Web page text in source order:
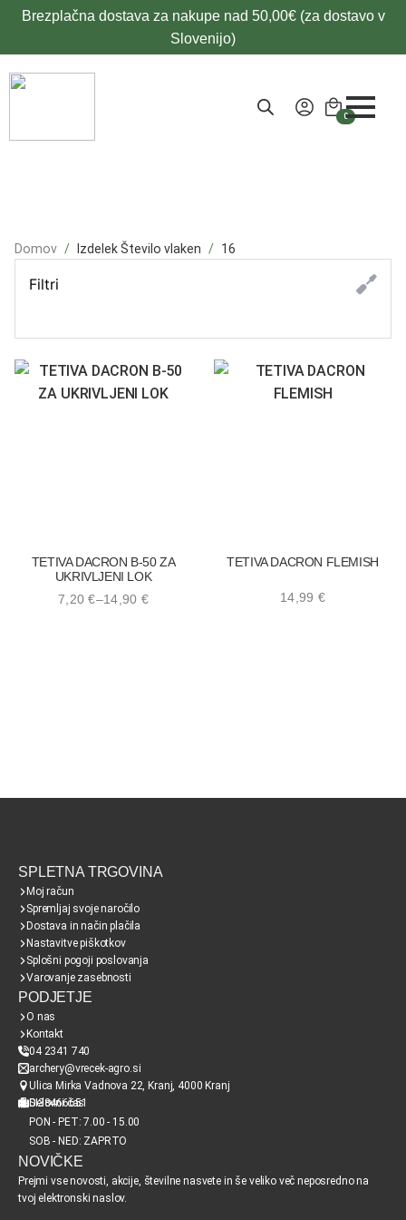
Brezplačna dostava za nakupe nad 50,00€ (za dostavo v
Slovenijo)
0
Domov Izdelek Število vlaken 16
Filtri
7,20€–14,90 €
Price
TETIVA DACRON B-50 ZA
UKRIVLJENI LOK
14,99 €
TETIVA DACRON FLEMISH
SPLETNA TRGOVINA
Moj račun
Spremljaj svoje naročilo
Dostava in način plačila
Nastavitve piškotkov
Splošni pogoji poslovanja
Varovanje zasebnosti
PODJETJE
O nas
Kontakt
04 2341 740
archery@vrecek-agro.si
Ulica Mirka Vadnova 22, Kranj, 4000 Kranj
SI38466651
Delovni čas
PON - PET: 7.00 - 15.00
SOB - NED: ZAPRTO
NOVIČKE
Prejmi vse novosti, akcije, številne nasvete in še veliko več neposredno na
tvoj elektronski naslov.